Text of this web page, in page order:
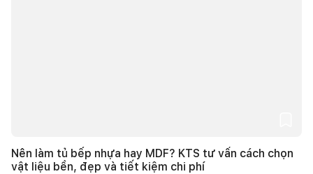
Nên làm tủ bếp nhựa hay MDF? KTS tư vấn cách chọn
vật liệu bền, đẹp và tiết kiệm chi phí